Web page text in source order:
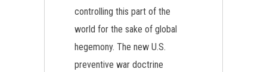
controlling this part of the
world for the sake of global
hegemony. The new U.S.
preventive war doctrine